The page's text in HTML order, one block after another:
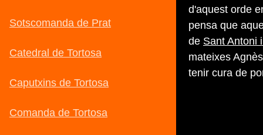
d'aquest orde
pensa que
de Sant Antoni
mateixes
tenir cura de